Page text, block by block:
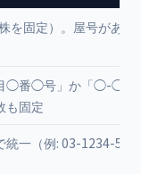
を固定）。屋号がある
◯番◯号」か「◯-◯-
も固定
統一（例: 03-1234-